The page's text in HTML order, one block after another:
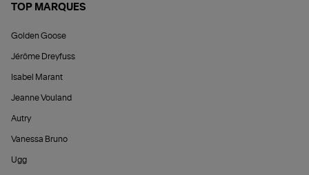
TOP MARQUES
Golden Goose
Jérôme Dreyfuss
Isabel Marant
Jeanne Vouland
Autry
Vanessa Bruno
Ugg